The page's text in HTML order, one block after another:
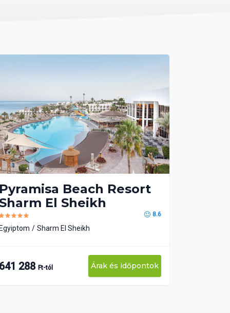
Beach Resort
El Sheikh
8.6
Sharm El Sheikh
288 Ft-tól Árak és időpontok